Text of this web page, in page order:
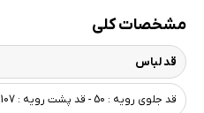
مشخصات کلی
قد لباس
قد جلوی رویه : 50 - قد پشت رویه : 107 - قد زیره : 130